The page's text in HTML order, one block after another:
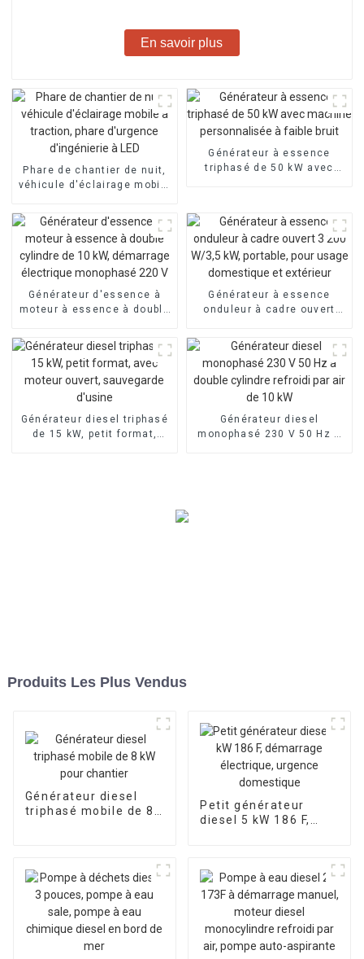
En savoir plus
Phare de chantier de nuit,
véhicule d'éclairage mobile
d'ingénierie à LED
Générateur à essence
triphasé de 50 kW avec
Générateur d'essence à
moteur à essence à double
démarrage électrique
monophasé 220 V
Générateur à essence
onduleur à cadre ouvert
pour usage domestique et
extérieur
Générateur diesel triphasé
de 15 kW, petit format,
Générateur diesel
monophasé 230 V 50 Hz à
Produits Les Plus Vendus
Générateur diesel
triphasé mobile de 8
Petit générateur
diesel 5 kW 186 F,